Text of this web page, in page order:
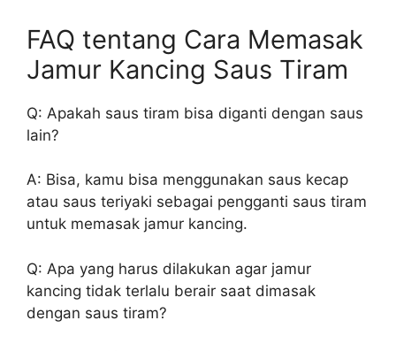
FAQ tentang Cara Memasak
Jamur Kancing Saus Tiram
Q: Apakah saus tiram bisa diganti dengan saus
lain?
A: Bisa, kamu bisa menggunakan saus kecap
atau saus teriyaki sebagai pengganti saus tiram
untuk memasak jamur kancing.
Q: Apa yang harus dilakukan agar jamur
kancing tidak terlalu berair saat dimasak
dengan saus tiram?